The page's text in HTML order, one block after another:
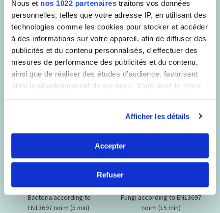
Nous et nos 1022 partenaires traitons vos données
personnelles, telles que votre adresse IP, en utilisant des
technologies comme les cookies pour stocker et accéder
à des informations sur votre appareil, afin de diffuser des
publicités et du contenu personnalisés, d'effectuer des
mesures de performance des publicités et du contenu,
ainsi que de réaliser des études d’audience, favorisant
ainsi le développement de services. Vous avez le choix
tout moment en consultant la Déclaration relative aux
cookies ou en cliquant sur l'icône de confidentialité.
Si vous le permettez, nous aimerions également :
mètres près
Identifier votre appareil en l'analysant activement
Afficher les détails
Accepter
Refuser
Ce produit estconçu pour éliminer
efficacement
Les formules SANYTOL sont testées en Laboratoire de
Microbiologie et sont conformes aux normes AFNOR et
européennes d’efficacité antimicrobienne. Elles garantissent
une parfaite hygiène et sont actives sur :
Bacteria according to
EN13697 norm (5 min).
CHAMPIGNONS
Fungi according to EN13697
norm (15 min)